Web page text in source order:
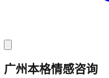
广州本格情感咨询